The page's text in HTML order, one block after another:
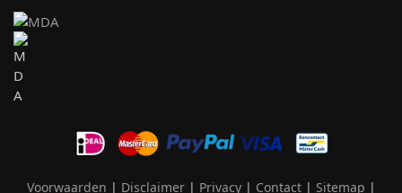
Voorwaarden | Disclaimer| Privacy| Contact| Sitemap |